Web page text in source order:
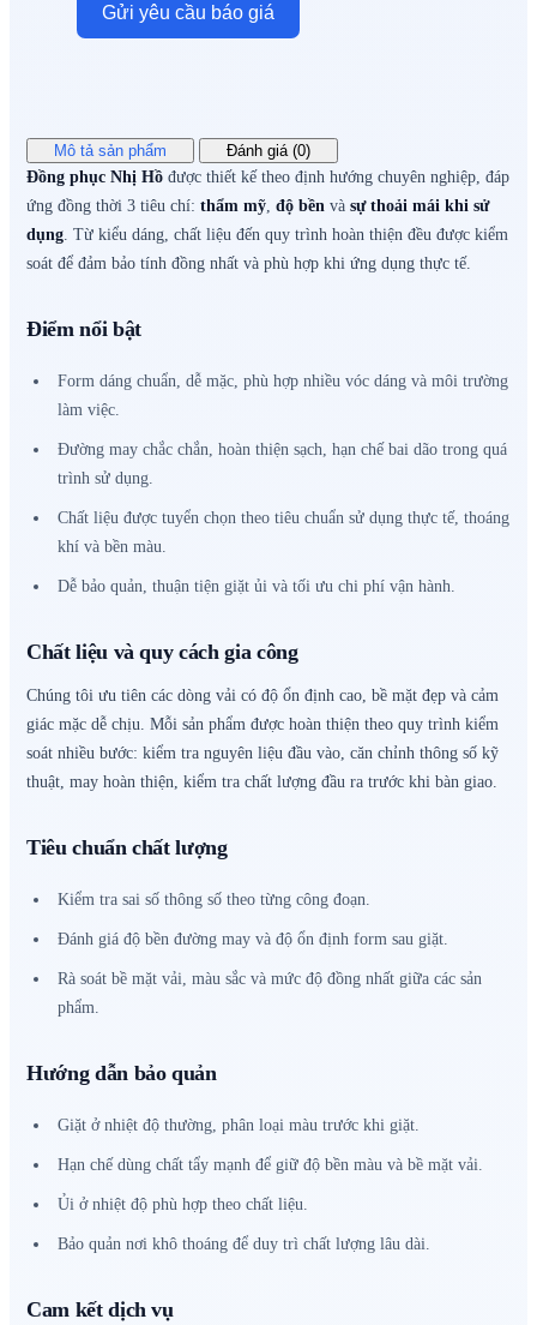
Gửi yêu cầu báo giá
Mô tả sản phẩm
Đánh giá (0)
Đồng phục Nhị Hồ được thiết kế theo định hướng chuyên nghiệp, đáp
ứng đồng thời 3 tiêu chí: thẩm mỹ, độ bền và sự thoải mái khi sử
dụng. Từ kiểu dáng, chất liệu đến quy trình hoàn thiện đều được kiểm
soát để đảm bảo tính đồng nhất và phù hợp khi ứng dụng thực tế.
Điểm nổi bật
Form dáng chuẩn, dễ mặc, phù hợp nhiều vóc dáng và môi trường
làm việc.
Đường may chắc chắn, hoàn thiện sạch, hạn chế bai dão trong quá
trình sử dụng.
Chất liệu được tuyển chọn theo tiêu chuẩn sử dụng thực tế, thoáng
khí và bền màu.
Dễ bảo quản, thuận tiện giặt ủi và tối ưu chi phí vận hành.
Chất liệu và quy cách gia công
Chúng tôi ưu tiên các dòng vải có độ ổn định cao, bề mặt đẹp và cảm
giác mặc dễ chịu. Mỗi sản phẩm được hoàn thiện theo quy trình kiểm
soát nhiều bước: kiểm tra nguyên liệu đầu vào, căn chỉnh thông số kỹ
thuật, may hoàn thiện, kiểm tra chất lượng đầu ra trước khi bàn giao.
Tiêu chuẩn chất lượng
Kiểm tra sai số thông số theo từng công đoạn.
Đánh giá độ bền đường may và độ ổn định form sau giặt.
Rà soát bề mặt vải, màu sắc và mức độ đồng nhất giữa các sản
phẩm.
Hướng dẫn bảo quản
Giặt ở nhiệt độ thường, phân loại màu trước khi giặt.
Hạn chế dùng chất tẩy mạnh để giữ độ bền màu và bề mặt vải.
Ủi ở nhiệt độ phù hợp theo chất liệu.
Bảo quản nơi khô thoáng để duy trì chất lượng lâu dài.
Cam kết dịch vụ